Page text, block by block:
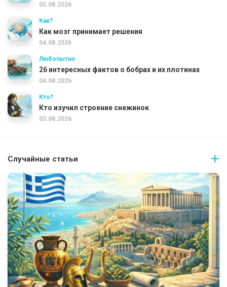
05.08.2026
Как?
Как мозг принимает решения
04.08.2026
Любопытно
26 интересных фактов о бобрах и их плотинах
04.08.2026
Кто?
Кто изучил строение снежинок
03.08.2026
Случайные статьи